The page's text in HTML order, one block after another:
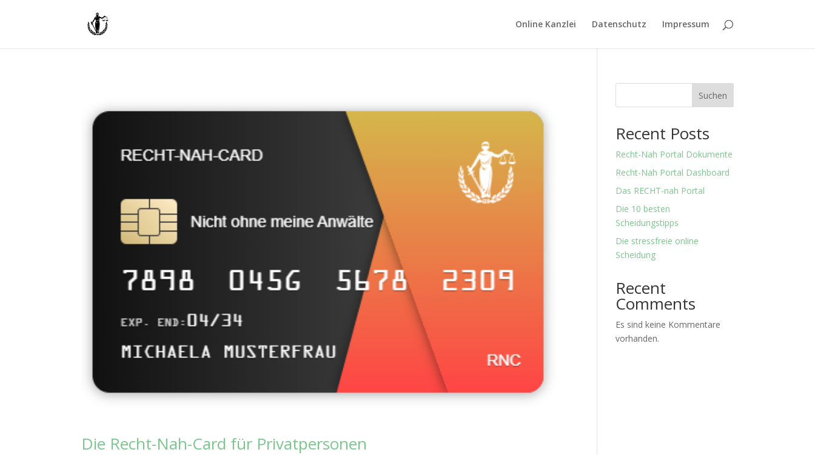
Online Kanzlei Datenschutz Impressum
Die Recht-Nah-Card für Privatpersonen
Suchen
Recent Posts
Recht-Nah Portal Dokumente
Recht-Nah Portal Dashboard
Das RECHT-nah Portal
Die 10 besten
Scheidungstipps
Die stressfreie online
Scheidung
Recent
Comments
Es sind keine Kommentare
vorhanden.